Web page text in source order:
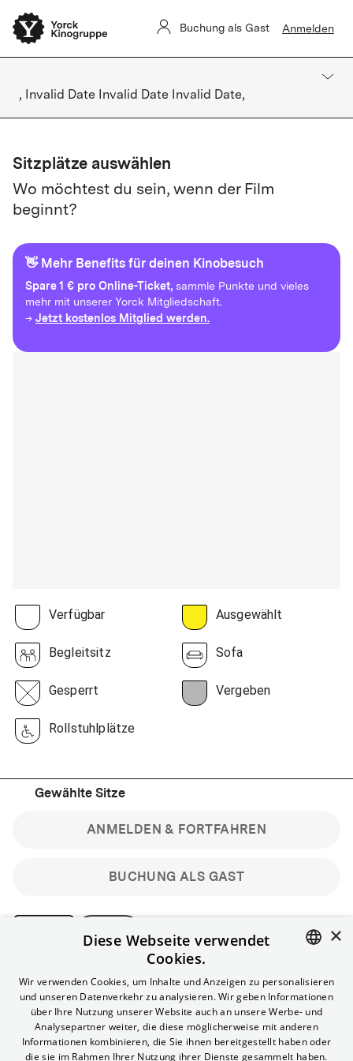
Buchung als Gast Anmelden
, Invalid Date Invalid Date Invalid Date,
Sitzplätze auswählen
Wo möchtest du sein, wenn der Film
beginnt?
👋 Mehr Benefits für deinen Kinobesuch
Spare1 € pro Online-Ticket, sammle Punkte und vieles
mehr mit unserer Yorck Mitgliedschaft.
→ Jetzt kostenlos Mitglied werden.
Verfügbar Ausgewählt
Begleitsitz Sofa
Gesperrt Vergeben
Rollstuhlplätze
Gewählte Sitze
BUCHUNG ALS GAST
ANMELDEN & FORTFAHREN
Bitte beachte: Gastbuchungen sind nicht stornierbar.
Registriere dich kostenlos für bis zu 90 min vor Filmbeginn
stornierbare Tickets für reguläre Vorstellungen.
Unlimited-Mitglied? Melde dich an, um deine Benefits
nutzen zu können.
ENGLISH
×
Diese Webseite verwendet
Cookies.
Wir verwenden Cookies, um Inhalte und Anzeigen zu personalisieren
und unseren Datenverkehr zu analysieren. Wir geben Informationen
über Ihre Nutzung unserer Website auch an unsere Werbe- und
Analysepartner weiter, die diese möglicherweise mit anderen
Informationen kombinieren, die Sie ihnen bereitgestellt haben oder
die sie im Rahmen Ihrer Nutzung ihrer Dienste gesammelt haben.